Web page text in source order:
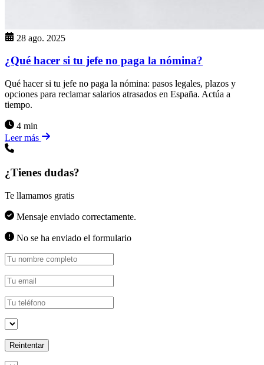
28 ago. 2025
¿Qué hacer si tu jefe no paga la nómina?
Qué hacer si tu jefe no paga la nómina: pasos legales, plazos y
opciones para reclamar salarios atrasados en España. Actúa a
tiempo.
4 min
Leer más
¿Tienes dudas?
Te llamamos gratis
Mensaje enviado correctamente.
No se ha enviado el formulario
Reintentar